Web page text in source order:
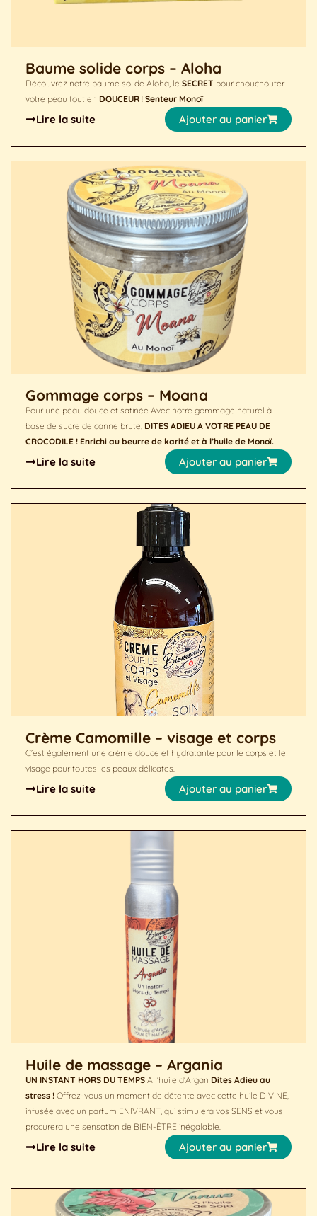
Baume solide corps – Aloha
Découvrez notre baume solide Aloha, le SECRET pour chouchouter
votre peau tout en DOUCEUR ! Senteur Monoï
Lire la suite Ajouter au panier
Gommage corps – Moana
Pour une peau douce et satinée Avec notre gommage naturel à
base de sucre de canne brute, DITES ADIEU A VOTRE PEAU DE
CROCODILE ! Enrichi au beurre de karité et à l’huile de Monoï.
Lire la suite Ajouter au panier
Crème Camomille – visage et corps
C’est également une crème douce et hydratante pour le corps et le
visage pour toutes les peaux délicates.
Lire la suite Ajouter au panier
Huile de massage – Argania
UN INSTANT HORS DU TEMPS A l'huile d'Argan Dites Adieu au
stress ! Offrez-vous un moment de détente avec cette huile DIVINE,
infusée avec un parfum ENIVRANT, qui stimulera vos SENS et vous
procurera une sensation de BIEN-ÊTRE inégalable.
Lire la suite Ajouter au panier